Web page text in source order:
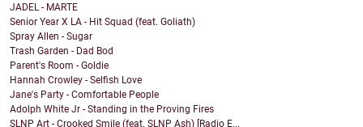
JADEL - MARTE
Senior Year X LA - Hit Squad (feat. Goliath)
Spray Allen - Sugar
Trash Garden - Dad Bod
Parent's Room - Goldie
Hannah Crowley - Selfish Love
Jane's Party - Comfortable People
Adolph White Jr - Standing in the Proving Fires
SLNP Art - Crooked Smile (feat. SLNP Ash) [Radio E...